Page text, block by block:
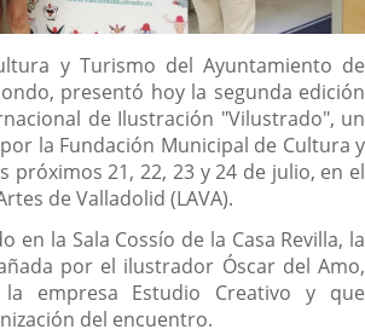
y Turismo del Ayuntamiento de
presentó hoy la segunda edición
de Ilustración "Vilustrado", un
la Fundación Municipal de Cultura y
próximos 21, 22, 23 y 24 de julio, en el
de Valladolid (LAVA).
en la Sala Cossío de la Casa Revilla, la
por el ilustrador Óscar del Amo,
empresa Estudio Creativo y que
del encuentro.